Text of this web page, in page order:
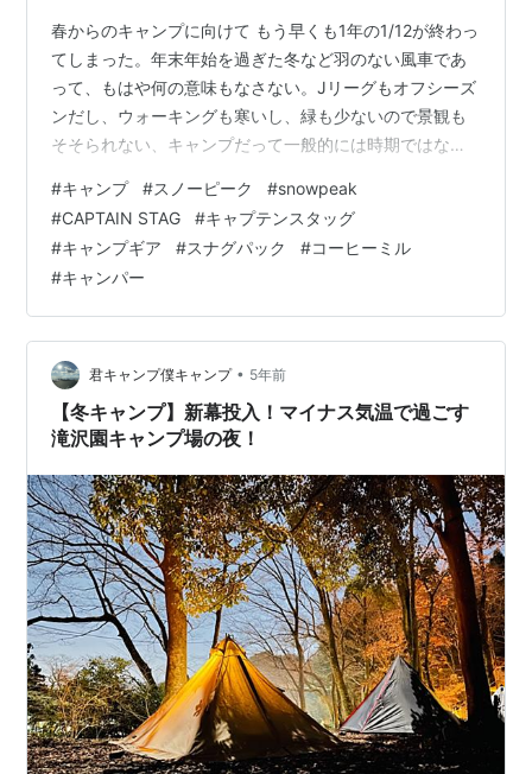
春からのキャンプに向けて もう早くも1年の1/12が終わっ
てしまった。年末年始を過ぎた冬など羽のない風車であ
って、もはや何の意味もなさない。Jリーグもオフシーズ
ンだし、ウォーキングも寒いし、緑も少ないので景観も
そそられない、キャンプだって一般的には時期ではな
るし、空気も綺麗だったり、料理もしやすかったりで冬
こそキャンプという考えもある。ただ流石に寒過ぎて自
分はできない。防寒をもっとしっかりとかそういうレベ
ル感ではない。寒いからやりたくない気持ちが100：0に
なっているのだ。なので、現状のキャンプ能力では冬は
オフシーズンで準備を整える時期と割り切…
#キャンプ #スノーピーク #snowpeak
#CAPTAIN STAG #キャプテンスタッグ
#キャンプギア #スナグパック #コーヒーミル
#キャンパー
君キャンプ僕キャンプ • 5年前
【冬キャンプ】新幕投入！マイナス気温で過ごす
滝沢園キャンプ場の夜！